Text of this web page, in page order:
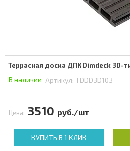
Террасная доска ДПК Dimdeck 3D-
В наличии Артикул: TDDD3D103
Цена: 3510 руб./шт
КУПИТЬ В 1 КЛИК